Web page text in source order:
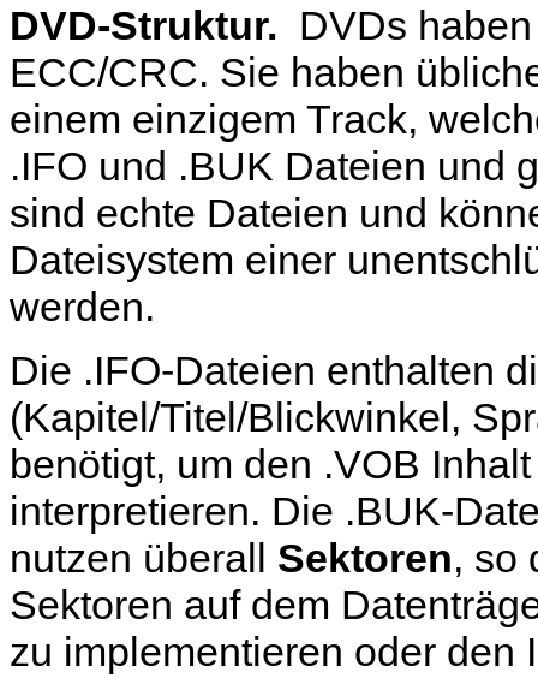
DVD-Struktur. DVDs
ECC/CRC. Sie haben
einem einzigem Track,
.IFO und .BUK Dateien und
sind echte Dateien und
Dateisystem einer
werden.
Die .IFO-Dateien enthalten
(Kapitel/Titel/Blickwinkel,
benötigt, um den .VOB
interpretieren. Die .BUK-
nutzen überall Sektoren, so
Sektoren auf dem
zu implementieren oder den